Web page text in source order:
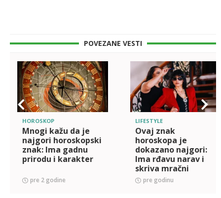
POVEZANE VESTI
HOROSKOP
Mnogi kažu da je
najgori horoskopski
znak: Ima gadnu
prirodu i karakter
pre 2 godine
LIFESTYLE
Ovaj znak
horoskopa je
dokazano najgori:
Ima rđavu narav i
skriva mračni
karakter
pre godinu